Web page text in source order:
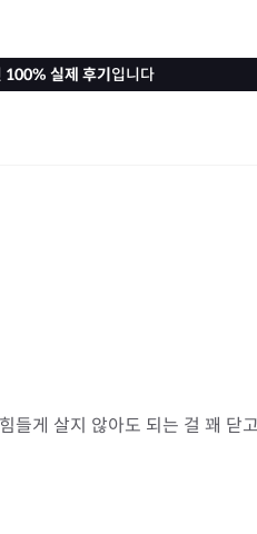
100% 실제 후기입니다
들게 살지 않아도 되는 걸 꽤 닫